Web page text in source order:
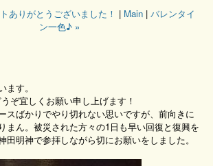
ありがとうございました！ | Main| バレンタイ
ン一色♪ »
ます。
ぞ宜しくお願い申し上げます！
スばかりでやり切れない思いですが、前向きに
まん。被災された方々の1日も早い回復と復興を
田明神で参拝しながら切にお願いをしました。